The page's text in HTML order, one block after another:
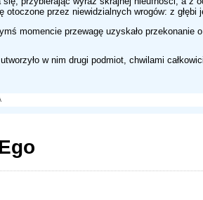
przez niewidzialnych wrogów: z głębi
momencie przewagę uzyskało przekonanie
w nim drugi podmiot, chwilami